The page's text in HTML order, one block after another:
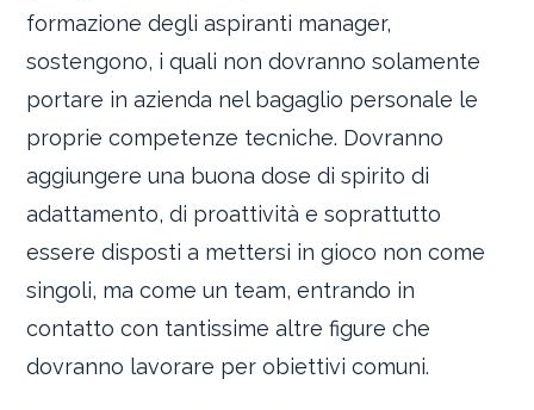
formazione degli aspiranti manager,
sostengono, i quali non dovranno solamente
portare in azienda nel bagaglio personale le
proprie competenze tecniche. Dovranno
aggiungere una buona dose di spirito di
adattamento, di proattività e soprattutto
essere disposti a mettersi in gioco non come
singoli, ma come un team, entrando in
contatto con tantissime altre figure che
dovranno lavorare per obiettivi comuni.